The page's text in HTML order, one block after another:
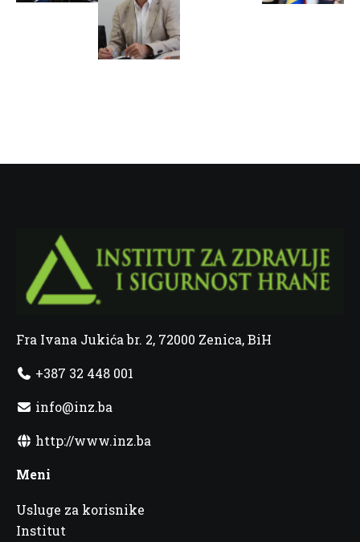
Fra Ivana Jukića br. 2, 72000 Zenica, BiH
+387 32 448 001
info@inz.ba
http://www.inz.ba
Meni
Usluge za korisnike
Institut